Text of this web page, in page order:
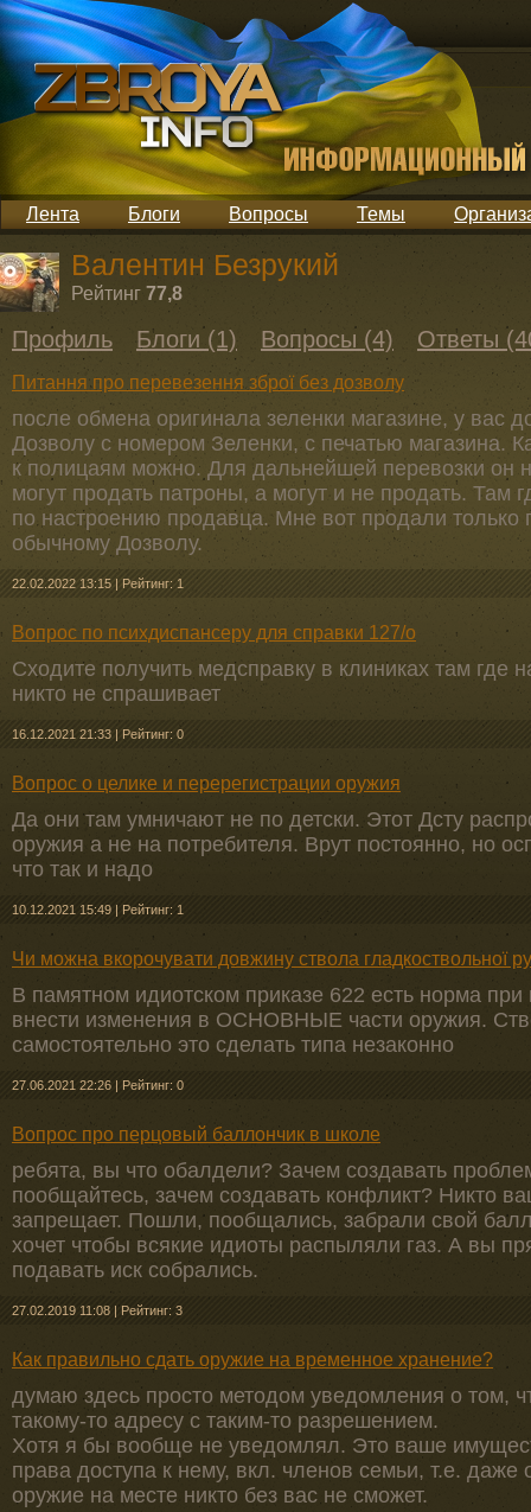
Лента Блоги Вопросы Темы
Валентин Безрукий
Рейтинг 77,8
Профиль Блоги (1) Вопросы (4) Ответы
Питання про перевезення зброї без дозволу
после обмена оригинала зеленки магазине, у вас
Дозволу с номером Зеленки, с печатью магазина.
к полицаям можно. Для дальнейшей перевозки он
могут продать патроны, а могут и не продать. Там
по настроению продавца. Мне вот продали только
обычному Дозволу.
22.02.2022 13:15 | Рейтинг: 1
Вопрос по психдиспансеру для справки 127/о
Сходите получить медсправку в клиниках там где
никто не спрашивает
16.12.2021 21:33 | Рейтинг: 0
Вопрос о целике и перерегистрации оружия
Да они там умничают не по детски. Этот Дсту
оружия а не на потребителя. Врут постоянно, но
что так и надо
10.12.2021 15:49 | Рейтинг: 1
Чи можна вкорочувати довжину ствола гладкоствольної
В памятном идиотском приказе 622 есть норма при
внести изменения в ОСНОВНЫЕ части оружия.
самостоятельно это сделать типа незаконно
27.06.2021 22:26 | Рейтинг: 0
Вопрос про перцовый баллончик в школе
ребята, вы что обалдели? Зачем создавать
пообщайтесь, зачем создавать конфликт? Никто
запрещает. Пошли, пообщались, забрали свой
хочет чтобы всякие идиоты распыляли газ. А вы
подавать иск собрались.
27.02.2019 11:08 | Рейтинг: 3
Как правильно сдать оружие на временное хранение?
думаю здесь просто методом уведомления о том,
такому-то адресу с таким-то разрешением.
Хотя я бы вообще не уведомлял. Это ваше
права доступа к нему, вкл. членов семьи, т.е. даже
оружие на месте никто без вас не сможет.